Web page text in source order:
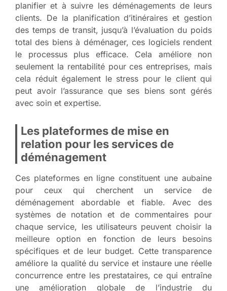
planifier et à suivre les déménagements de leurs
clients. De la planification d’itinéraires et gestion
des temps de transit, jusqu’à l’évaluation du poids
total des biens à déménager, ces logiciels rendent
le processus plus efficace. Cela améliore non
seulement la rentabilité pour ces entreprises, mais
cela réduit également le stress pour le client qui
peut avoir l’assurance que ses biens sont gérés
avec soin et expertise.
Les plateformes de mise en
relation pour les services de
déménagement
Ces plateformes en ligne constituent une aubaine
pour ceux qui cherchent un service de
déménagement abordable et fiable. Avec des
systèmes de notation et de commentaires pour
chaque service, les utilisateurs peuvent choisir la
meilleure option en fonction de leurs besoins
spécifiques et de leur budget. Cette transparence
améliore la qualité du service et instaure une réelle
concurrence entre les prestataires, ce qui entraîne
une amélioration globale de l’industrie du